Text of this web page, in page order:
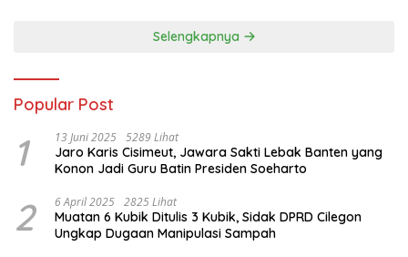
Selengkapnya
Popular Post
1 13 Juni 2025 5289 Lihat
Jaro Karis Cisimeut, Jawara Sakti Lebak Banten yang
Konon Jadi Guru Batin Presiden Soeharto
2 6 April 2025 2825 Lihat
Muatan 6 Kubik Ditulis 3 Kubik, Sidak DPRD Cilegon
Ungkap Dugaan Manipulasi Sampah